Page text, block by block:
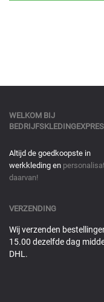
WELKOM BIJ
Altijd de goedkoopste in
werkkleding en
daarvan!
VERZENDING
Wij verzenden
15.00 dezelfde dag
DHL.